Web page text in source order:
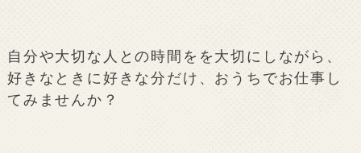
自分や大切な人との時間をを大切にしながら、
好きなときに好きな分だけ、おうちでお仕事し
てみませんか？